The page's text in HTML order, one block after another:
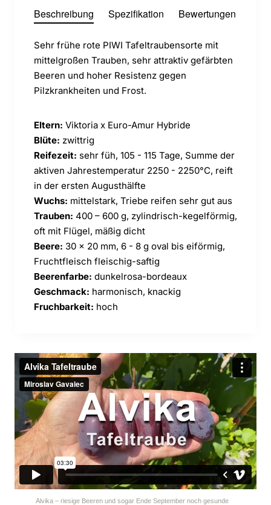
Beschreibung Spezifikation Bewertungen
Sehr frühe rote PIWI Tafeltraubensorte mit
mittelgroßen Trauben, sehr attraktiv gefärbten
Beeren und hoher Resistenz gegen
Pilzkrankheiten und Frost.
Eltern: Viktoria x Euro-Amur Hybride
Blüte: zwittrig
Reifezeit: sehr füh, 105 - 115 Tage, Summe der
aktiven Jahrestemperatur 2250 - 2250°C, reift
in der ersten Augusthälfte
Wuchs: mittelstark, Triebe reifen sehr gut aus
Trauben: 400 – 600 g, zylindrisch-kegelförmig,
oft mit Flügel, mäßig dicht
Beere: 30 x 20 mm, 6 - 8 g oval bis eiförmig,
Fruchtfleisch fleischig-saftig
Beerenfarbe: dunkelrosa-bordeaux
Geschmack: harmonisch, knackig
Fruchbarkeit: hoch
Alvika – riesige Beeren und sogar Ende September noch gesunde